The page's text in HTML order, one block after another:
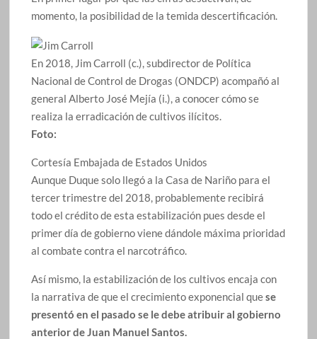
momento, la posibilidad de la temida descertificación.
En 2018, Jim Carroll (c.), subdirector de Política
Nacional de Control de Drogas (ONDCP) acompañó al
general Alberto José Mejía (i.), a conocer cómo se
realiza la erradicación de cultivos ilícitos.
Foto:
Cortesía Embajada de Estados Unidos
Aunque Duque solo llegó a la Casa de Nariño para el
tercer trimestre del 2018, probablemente recibirá
todo el crédito de esta estabilización pues desde el
primer día de gobierno viene dándole máxima prioridad
al combate contra el narcotráfico.
Así mismo, la estabilización de los cultivos encaja con
la narrativa de que el crecimiento exponencial quese
presentó en el pasado se le debe atribuir al gobierno
anterior de Juan Manuel Santos.